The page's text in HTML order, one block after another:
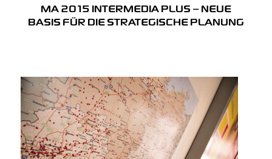
MA 2015 INTERMEDIA PLUS – NEUE
BASIS FÜR DIE STRATEGISCHE PLANUNG